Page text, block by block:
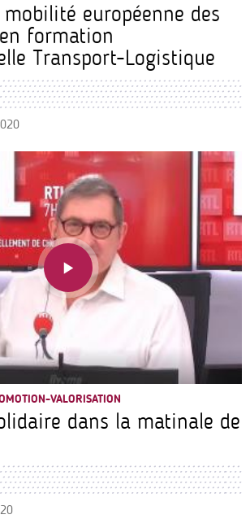
européenne des
formation
Transport-Logistique
VALORISATION
dans la matinale de